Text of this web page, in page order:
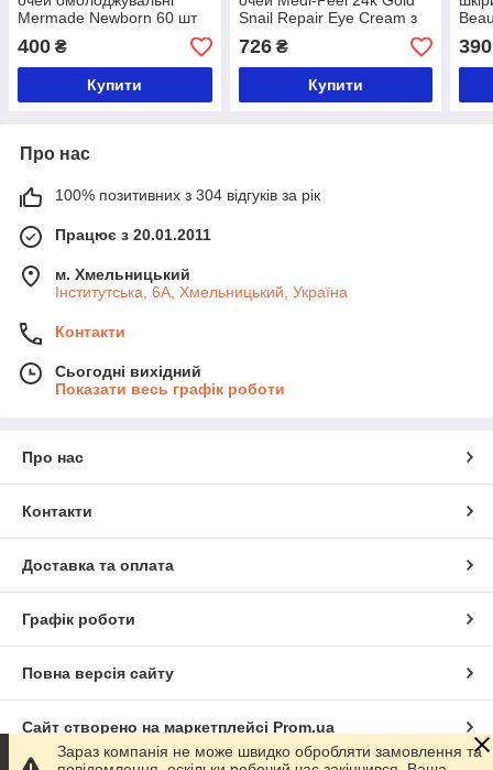
Mermade Newborn 60 шт
400 ₴
Купити
Snail Repair Eye Cream з
муцином равлика та
золотом 40 мл
726₴
Купити
390
Про нас
100% позитивних з 304 відгуків за рік
Працює з 20.01.2011
м. Хмельницький
Інститутська, 6А, Хмельницький, Україна
Контакти
Сьогодні вихідний
Показати весь графік роботи
Про нас
Контакти
Доставка та оплата
Графік роботи
Повна версія сайту
Сайт створено на маркетплейсі Prom.ua
Зараз компанія не може швидко обробляти замовлення та